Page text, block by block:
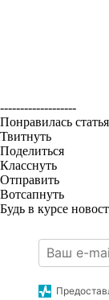
-------------------
Понравилась
Твитнуть
Поделиться
Класснуть
Отправить
Вотсапнуть
Будь в курсе